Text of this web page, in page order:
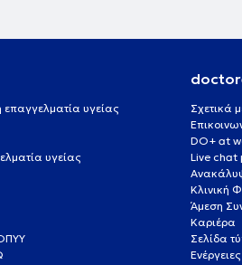
επαγγελματία υγείας
υγείας
Σχετικά
DO+ at
Live chat
Κλινική
Άμεση
Καριέρα
Σελίδα
Ενέργειες